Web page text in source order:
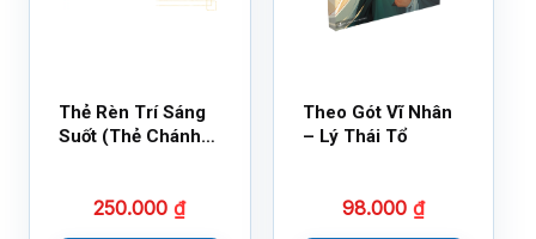
Thẻ Rèn Trí Sáng
Suốt (Thẻ Chánh
250.000₫
Theo Gót Vĩ Nhân
– Lý Thái Tổ
98.000 ₫